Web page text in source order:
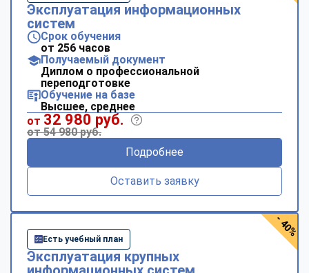
Эксплуатация информационных
систем
Срок обучения
от 256 часов
Получаемый документ
Диплом о профессиональной
переподготовке
Обучение на базе
Высшее, среднее
от 32 980 руб.
от 54 980 руб.
Подробнее
Оставить заявку
Есть учебный план
Эксплуатация крупных
- 40%